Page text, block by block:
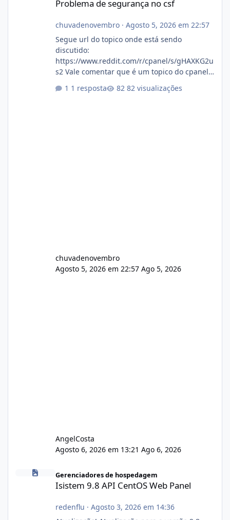
Problema de segurança no csf
chuvadenovembro· Agosto 5, 2026 em 22:57
Segue url do topico onde está sendo
discutido:
https://www.reddit.com/r/cpanel/s/gHAXKG2u
s2 Vale comentar que é um topico do cpanel...
1 resposta 82 visualizações
chuvadenovembro
Agosto 5, 2026 em 22:57 Ago 5, 2026
AngelCosta
Agosto 6, 2026 em 13:21 Ago 6, 2026
Isistem 9.8 API CentOS Web Panel
Gerenciadores de hospedagem
Isistem 9.8 API CentOS Web Panel
redenflu · Agosto 3, 2026 em 14:36